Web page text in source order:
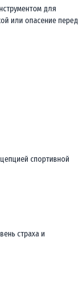
для
или опасение перед
спортивной
страха и